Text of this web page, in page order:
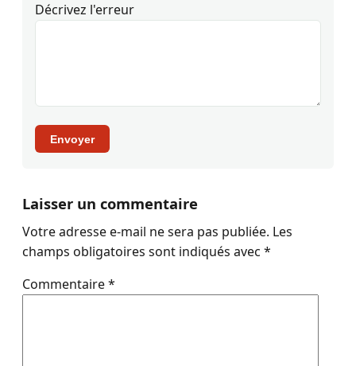
Décrivez l'erreur
Envoyer
Laisser un commentaire
Votre adresse e-mail ne sera pas publiée. Les
champs obligatoires sont indiqués avec *
Commentaire*